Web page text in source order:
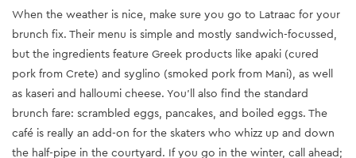
When the weather is nice, make sure you go to Latraac for your
brunch fix. Their menu is simple and mostly sandwich-focussed,
but the ingredients feature Greek products like apaki (cured
pork from Crete) and syglino (smoked pork from Mani), as well
as kaseri and halloumi cheese. You’ll also find the standard
brunch fare: scrambled eggs, pancakes, and boiled eggs. The
café is really an add-on for the skaters who whizz up and down
the half-pipe in the courtyard. If you go in the winter, call ahead;